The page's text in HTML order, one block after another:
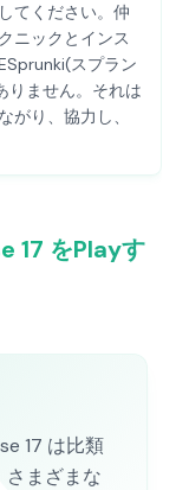
てください。仲
ニックとインス
スプラン
りません。それは
がり、協力し、
17 をPlayす
17 は比類
さまざまな